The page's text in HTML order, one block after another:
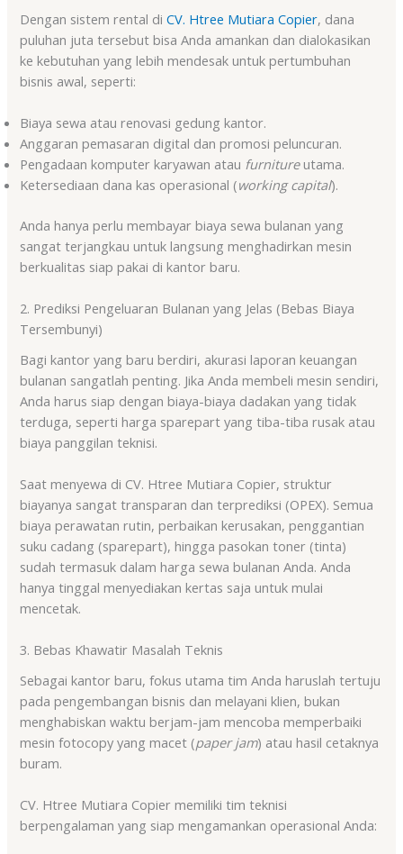
Dengan sistem rental diCV. Htree Mutiara Copier, dana
puluhan juta tersebut bisa Anda amankan dan dialokasikan
ke kebutuhan yang lebih mendesak untuk pertumbuhan
bisnis awal, seperti:
Biaya sewa atau renovasi gedung kantor.
Anggaran pemasaran digital dan promosi peluncuran.
Pengadaan komputer karyawan atau furnitureutama.
Ketersediaan dana kas operasional (working capital).
Anda hanya perlu membayar biaya sewa bulanan yang
sangat terjangkau untuk langsung menghadirkan mesin
berkualitas siap pakai di kantor baru.
2. Prediksi Pengeluaran Bulanan yang Jelas (Bebas Biaya
Tersembunyi)
Bagi kantor yang baru berdiri, akurasi laporan keuangan
bulanan sangatlah penting. Jika Anda membeli mesin sendiri,
Anda harus siap dengan biaya-biaya dadakan yang tidak
terduga, seperti harga sparepart yang tiba-tiba rusak atau
biaya panggilan teknisi.
Saat menyewa di CV. Htree Mutiara Copier, struktur
biayanya sangat transparan dan terprediksi (OPEX). Semua
biaya perawatan rutin, perbaikan kerusakan, penggantian
suku cadang (sparepart), hingga pasokan toner (tinta)
sudah termasuk dalam harga sewa bulanan Anda. Anda
hanya tinggal menyediakan kertas saja untuk mulai
mencetak.
3. Bebas Khawatir Masalah Teknis
Sebagai kantor baru, fokus utama tim Anda haruslah tertuju
pada pengembangan bisnis dan melayani klien, bukan
menghabiskan waktu berjam-jam mencoba memperbaiki
mesin fotocopy yang macet (paper jam) atau hasil cetaknya
buram.
CV. Htree Mutiara Copier memiliki tim teknisi
berpengalaman yang siap mengamankan operasional Anda: